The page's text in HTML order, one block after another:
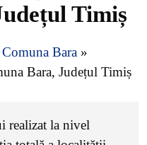
Timiș
Comuna Bara »
Bara, Județul Timiș
realizat la nivel